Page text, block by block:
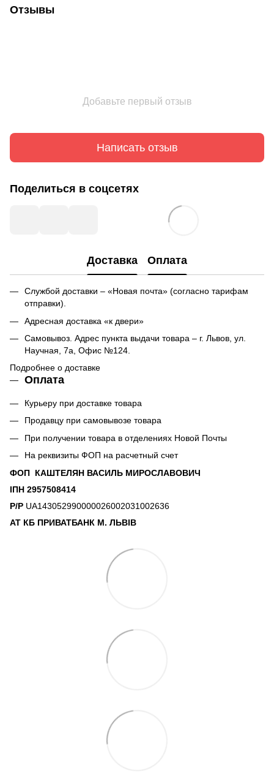
Отзывы
Добавьте первый отзыв
Написать отзыв
Поделиться в соцсетях
Доставка Оплата
Службой доставки – «Новая почта» (согласно тарифам
отправки).
Адресная доставка «к двери»
Самовывоз. Адрес пункта выдачи товара – г. Львов, ул.
Научная, 7а, Офис №124.
Подробнее о доставке
Оплата
Курьеру при доставке товара
Продавцу при самовывозе товара
При получении товара в отделениях Новой Почты
На реквизиты ФОП на расчетный счет
ФОП КАШТЕЛЯН ВАСИЛЬ МИРОСЛАВОВИЧ
ІПН 2957508414
Р/Р UA143052990000026002031002636
АТ КБ ПРИВАТБАНК М. ЛЬВІВ